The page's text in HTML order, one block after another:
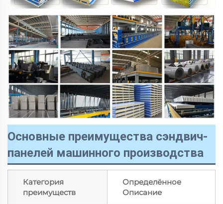
Основные преимущества сэндвич-
панелей машинного производства
Категория
преимуществ
Определённое
Описание